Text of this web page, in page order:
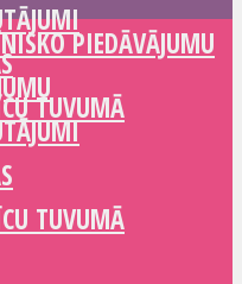
TUVUMĀ
PIEDĀVĀJUMU
TUVUMĀ